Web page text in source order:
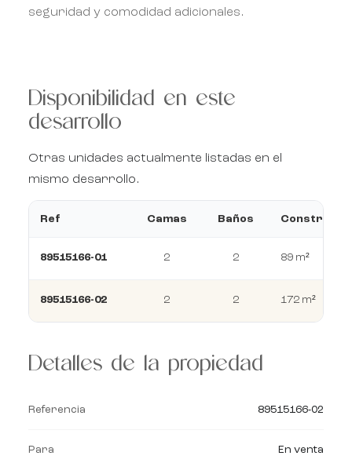
seguridad y comodidad adicionales.
Disponibilidad en este
desarrollo
Otras unidades actualmente listadas en el
mismo desarrollo.
Ref Camas Baños
89515166-01 2 2 89 m²
89515166-02 2 2 172 m²
Detalles de la propiedad
Referencia 89515166-02
Para En venta